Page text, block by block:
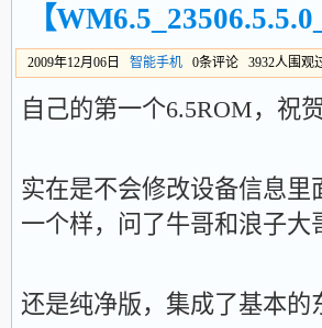
【
2009年12月06日 智能手机 0条评论 3932人围观
自己的第一个6.5ROM，祝
实在是不会修改设备信息
一个样，问了牛哥和浪子
还是纯净版，集成了基本的